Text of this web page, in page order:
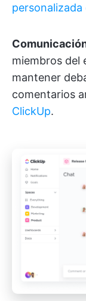
personalizada
miembros del
mantener
comentarios
ClickUp.